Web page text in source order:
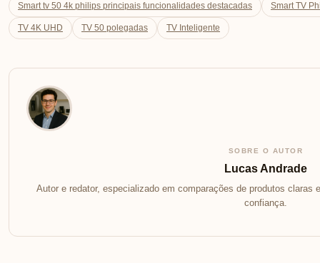
Smart tv 50 4k philips principais funcionalidades destacadas Smart TV
TV 4K UHD TV 50 polegadas TV Inteligente
SOBRE O AUTOR
Lucas Andrade
Autor e redator, especializado em comparações de produtos claras
confiança.